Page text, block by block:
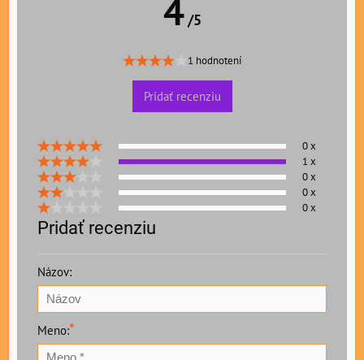
4/5
1 hodnotení
Pridať recenziu
0 x
1 x
0 x
0 x
0 x
Pridať recenziu
Názov:
Meno:*